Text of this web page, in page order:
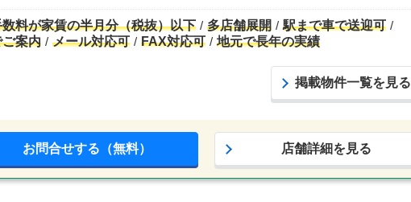
料が家賃の半月分（税抜）以下 多店舗展開
駅まで車で送迎可
案内 メール対応可 FAX対応可 地元で長年の実績
掲載物件一覧を見る
お問合せする（無料） 店舗詳細を見る